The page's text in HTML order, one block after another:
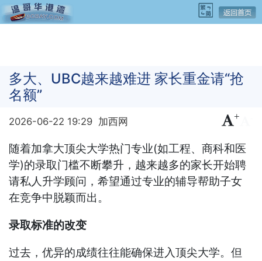
多大、UBC越来越难进 家长重金请“抢
名额”
2026-06-22 19:29 加西网 +
随着加拿大顶尖大学热门专业(如工程、商科和医
学)的录取门槛不断攀升，越来越多的家长开始聘
请私人升学顾问，希望通过专业的辅导帮助子女
在竞争中脱颖而出。
录取标准的改变
过去，优异的成绩往往能确保进入顶尖大学。但